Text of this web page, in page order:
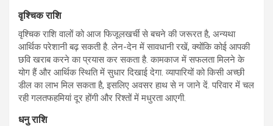
वृश्चिक राशि
वृश्चिक राशि वालों को आज फिजूलखर्ची से बचने की जरूरत है, अन्यथा
आर्थिक परेशानी बढ़ सकती है. लेन-देन में सावधानी रखें, क्योंकि कोई आपकी
छवि खराब करने का प्रयास कर सकता है. कामकाज में सफलता मिलने के
योग हैं और आर्थिक स्थिति में सुधार दिखाई देगा. व्यापारियों को किसी अच्छी
डील का लाभ मिल सकता है, इसलिए अवसर हाथ से न जाने दें. परिवार में चल
रही गलतफहमियां दूर होंगी और रिश्तों में मधुरता आएगी.
धनु राशि